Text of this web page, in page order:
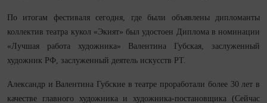
По итогам фестиваля сегодня, где были объявлены дипломанты
коллектив театра кукол «Экият» был удостоен Диплома в номинации
«Лучшая работа художника» Валентина Губская, заслуженный
художник РФ, заслуженный деятель искусств РТ.
Александр и Валентина Губские в театре проработали более 30 лет в
качестве главного художника и художника-постановщика (Сейчас